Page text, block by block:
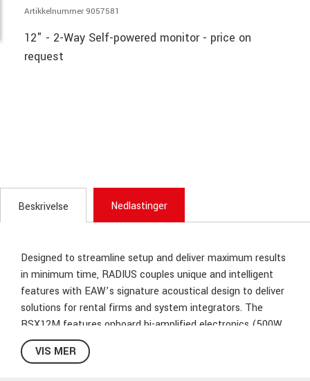
Artikkelnummer 9057581
12" - 2-Way Self-powered monitor - price on
request
Beskrivelse Nedlastinger
Designed to streamline setup and deliver maximum results
in minimum time, RADIUS couples unique and intelligent
features with EAW’s signature acoustical design to deliver
solutions for rental firms and system integrators. The
RSX12M features onboard bi-amplified electronics (500W
per channel) featuring signature EAW DSP including
Focusing and DynO for pristine impulse response.
VIS MER